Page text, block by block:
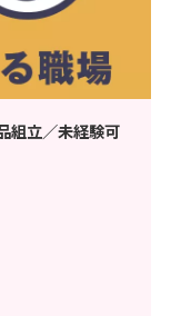
組立／未経験可